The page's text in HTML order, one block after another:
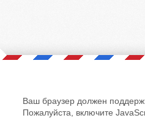
Ваш браузер должен
Пожалуйста, включите